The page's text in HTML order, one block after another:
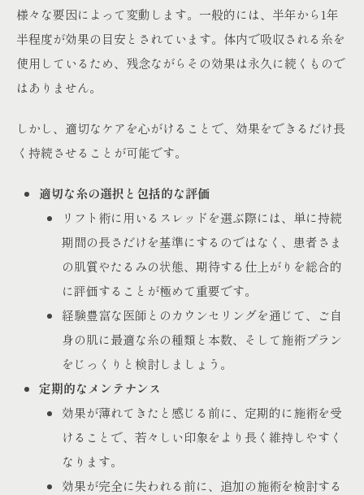
様々な要因によって変動します。一般的には、半年から1年
半程度が効果の目安とされています。体内で吸収される糸を
使用しているため、残念ながらその効果は永久に続くもので
はありません。
しかし、適切なケアを心がけることで、効果をできるだけ長
く持続させることが可能です。
適切な糸の選択と包括的な評価
リフト術に用いるスレッドを選ぶ際には、単に持続
期間の長さだけを基準にするのではなく、患者さま
の肌質やたるみの状態、期待する仕上がりを総合的
に評価することが極めて重要です。
経験豊富な医師とのカウンセリングを通じて、ご自
身の肌に最適な糸の種類と本数、そして施術プラン
をじっくりと検討しましょう。
定期的なメンテナンス
効果が薄れてきたと感じる前に、定期的に施術を受
けることで、若々しい印象をより長く維持しやすく
なります。
効果が完全に失われる前に、追加の施術を検討する